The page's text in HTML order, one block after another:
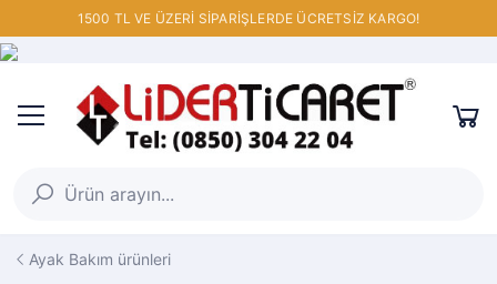
1500 TL VE ÜZERİ SİPARİŞLERDE ÜCRETSİZ KARGO!
Ayak Bakım ürünleri